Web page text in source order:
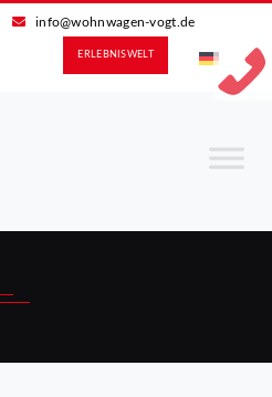
info@wohnwagen-vogt.de
ERLEBNIS­WELT